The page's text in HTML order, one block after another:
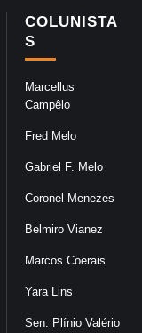
COLUNISTA
S
Marcellus
Campêlo
Fred Melo
Gabriel F. Melo
Coronel Menezes
Belmiro Vianez
Marcos Coerais
Yara Lins
Sen. Plínio Valério